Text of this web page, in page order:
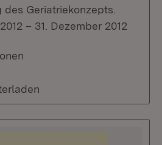
Geriatriekonzepts.
– 31. Dezember 2012